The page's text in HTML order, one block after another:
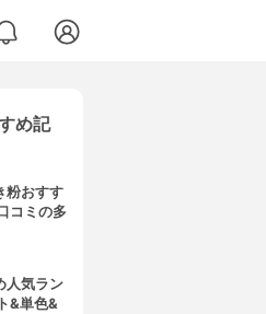
め記
粉おすす
コミの多
人気ラン
&単色&